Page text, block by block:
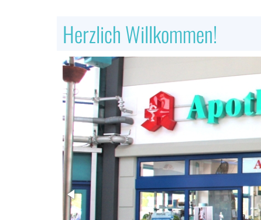
Herzlich Willkommen!